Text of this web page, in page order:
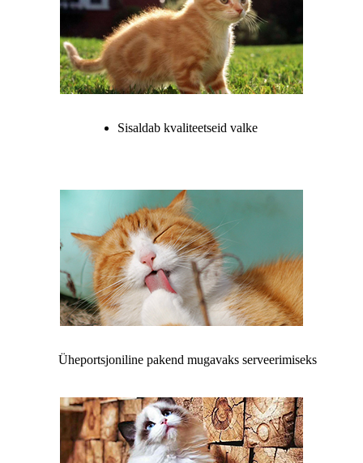
Sisaldab kvaliteetseid valke
Üheportsjoniline pakend mugavaks serveerimiseks